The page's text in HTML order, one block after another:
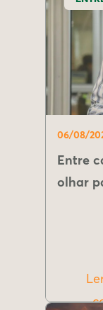
06/08/
Entre
olhar